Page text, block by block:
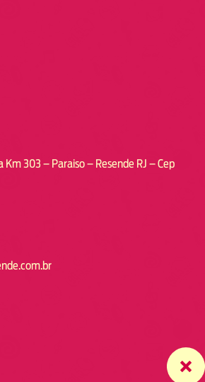
303 – Paraiso – Resende RJ – Cep